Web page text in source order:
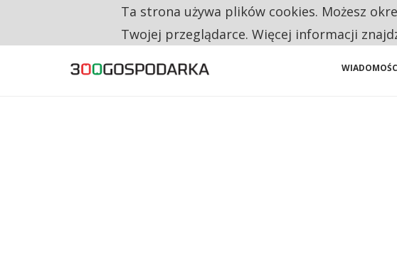
RESTRYKCJE CHIN UDERZAJĄ W EUROPEJSKI PRZEMYSŁ. NA
Ta strona używa plików cookies. Możesz
Twojej przeglądarce. Więcej informacji